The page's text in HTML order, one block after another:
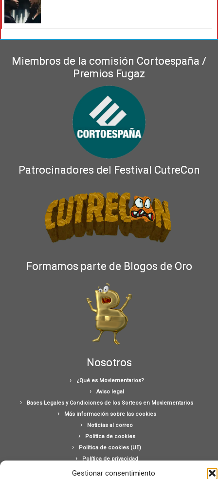
Gestionar consentimiento
Miembros de la comisión Cortoespaña /
Premios Fugaz
Patrocinadores del Festival CutreCon
Formamos parte de Blogos de Oro
Nosotros
¿Qué es Moviementarios?
Aviso legal
Bases Legales y Condiciones de los Sorteos en Moviementarios
Más información sobre las cookies
Noticias al correo
Política de cookies
Política de cookies (UE)
Política de privacidad
Ponte en contacto con nosotros